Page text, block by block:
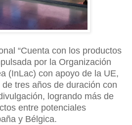
“Cuenta con los productos
por la Organización
(InLac) con apoyo de la UE,
tres años de duración con
logrando más de
entre potenciales
y Bélgica.